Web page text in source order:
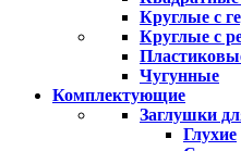
Круглые с
Круглые с
Чугунные
Комплектующие
Заглушки
Глухие